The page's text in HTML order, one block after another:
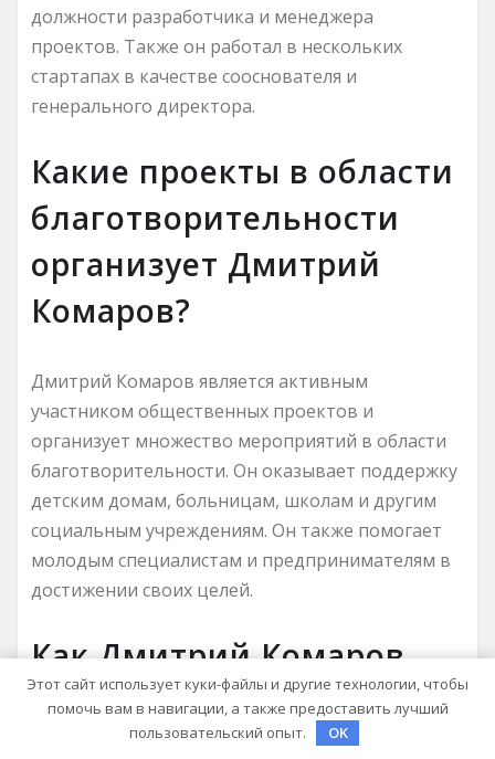
должности разработчика и менеджера
проектов. Также он работал в нескольких
стартапах в качестве сооснователя и
генерального директора.
Какие проекты в области
благотворительности
организует Дмитрий
Комаров?
Дмитрий Комаров является активным
участником общественных проектов и
организует множество мероприятий в области
благотворительности. Он оказывает поддержку
детским домам, больницам, школам и другим
социальным учреждениям. Он также помогает
молодым специалистам и предпринимателям в
достижении своих целей.
Как Дмитрий Комаров
стал успешным
бизнесменом?
Этот сайт использует куки-файлы и другие технологии, чтобы
помочь вам в навигации, а также предоставить лучший
пользовательский опыт.
OK